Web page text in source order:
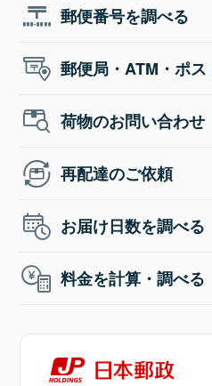
郵便番号を調べる
郵便局・ATM・ポ
荷物のお問い合わせ
再配達のご依頼
お届け日数を調べる
料金を計算・調べる